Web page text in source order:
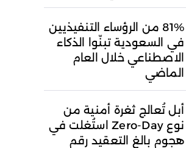
81% من الرؤساء التنفيذيين
في السعودية تبنّوا الذكاء
الاصطناعي خلال العام
الماضي
أبل تُعالج ثغرة أمنية من
نوع Zero-Day استُغلت في
هجوم بالغ التعقيد رقم